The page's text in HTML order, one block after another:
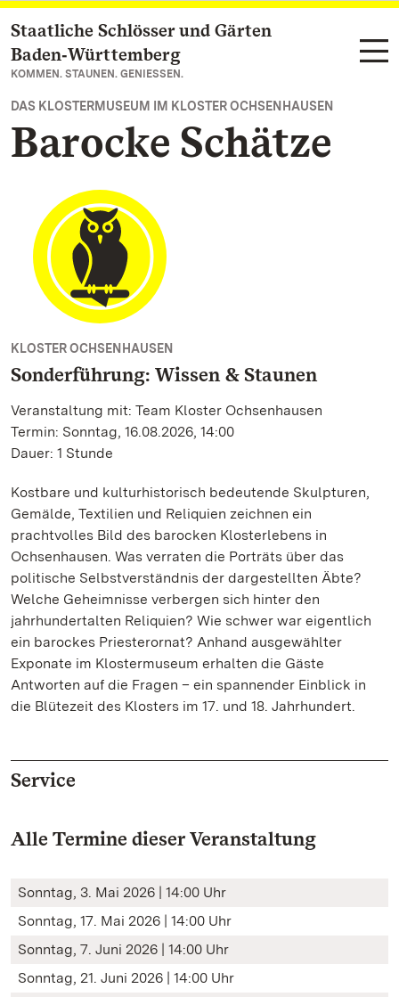
Zum Hauptinhalt springen
Staatliche Schlösser und Gärten
Baden‑Württemberg
KOMMEN. STAUNEN. GENIESSEN.
DAS KLOSTERMUSEUM IM KLOSTER OCHSENHAUSEN
Barocke Schätze
KLOSTER OCHSENHAUSEN
Sonderführung: Wissen & Staunen
Veranstaltung mit: Team Kloster Ochsenhausen
Termin: Sonntag, 16.08.2026, 14:00
Dauer: 1 Stunde
Kostbare und kulturhistorisch bedeutende Skulpturen,
Gemälde, Textilien und Reliquien zeichnen ein
prachtvolles Bild des barocken Klosterlebens in
Ochsenhausen. Was verraten die Porträts über das
politische Selbstverständnis der dargestellten Äbte?
Welche Geheimnisse verbergen sich hinter den
jahrhundertalten Reliquien? Wie schwer war eigentlich
ein barockes Priesterornat? Anhand ausgewählter
Exponate im Klostermuseum erhalten die Gäste
Antworten auf die Fragen – ein spannender Einblick in
die Blütezeit des Klosters im 17. und 18. Jahrhundert.
Service
Alle Termine dieser Veranstaltung
Sonntag, 3. Mai 2026 | 14:00 Uhr
Sonntag, 17. Mai 2026 | 14:00 Uhr
Sonntag, 7. Juni 2026 | 14:00 Uhr
Sonntag, 21. Juni 2026 | 14:00 Uhr